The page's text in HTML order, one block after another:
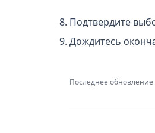
Подтвердите
Дождитесь
Последнее обновление